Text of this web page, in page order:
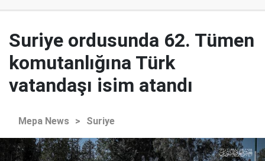
Suriye ordusunda 62. Tümen
komutanlığına Türk
vatandaşı isim atandı
Mepa News > Suriye